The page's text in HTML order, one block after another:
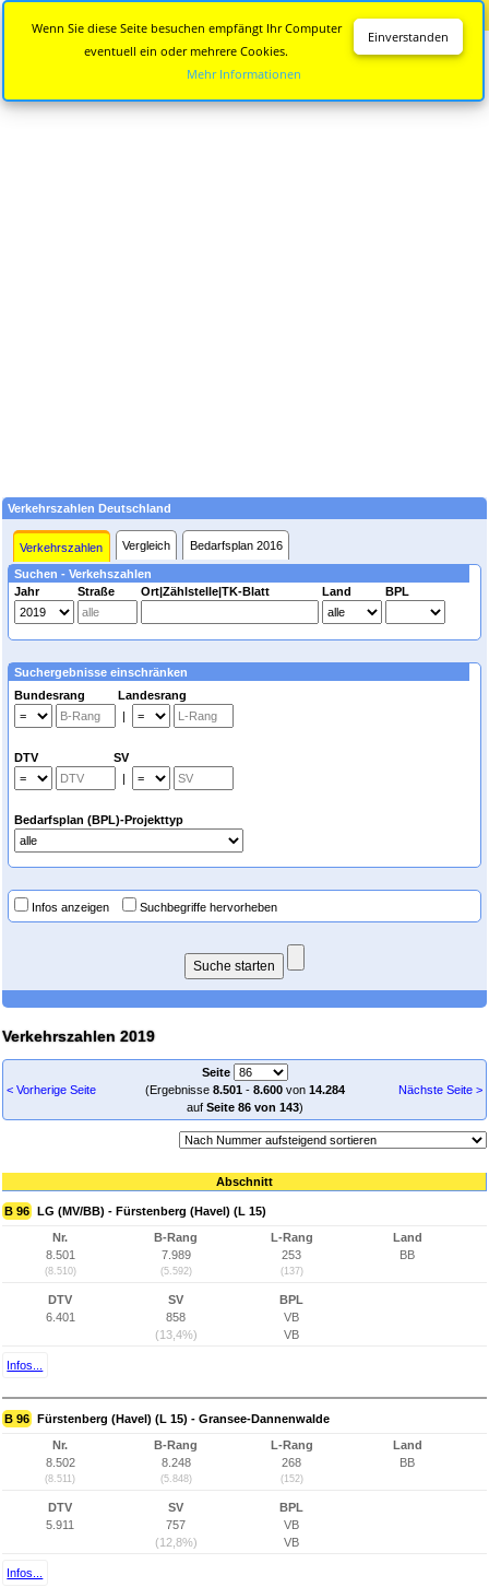
Verkehrszahlen Deutschland
Verkehrszahlen Vergleich Bedarfsplan 2016
Suchen - Verkehszahlen
Jahr
Straße Ort|Zählstelle|TK-Blatt Land BPL
Suchergebnisse einschränken
Bundesrang Landesrang
|
DTV SV
|
Bedarfsplan (BPL)-Projekttyp
Infos anzeigen Suchbegriffe hervorheben
Verkehrszahlen 2019
< Vorherige Seite
Seite
(Ergebnisse 8.501- 8.600von 14.284
auf Seite 86 von 143)
Nächste Seite >
Abschnitt
B 96 LG (MV/BB) - Fürstenberg (Havel) (L 15)
Nr.
8.501
(8.510)
B-Rang
7.989
(5.592)
L-Rang
253
(137)
Land
BB
DTV
6.401
SV
858
(13,4%)
BPL
VB
VB
Infos...
B 96 Fürstenberg (Havel) (L 15) - Gransee-Dannenwalde
Nr.
8.502
(8.511)
B-Rang
8.248
(5.848)
L-Rang
268
(152)
Land
BB
DTV
5.911
SV
757
(12,8%)
BPL
VB
VB
Infos...
Einverstanden
Wenn Sie diese Seite besuchen empfängt Ihr Computer
eventuell ein oder mehrere Cookies.
Mehr Informationen